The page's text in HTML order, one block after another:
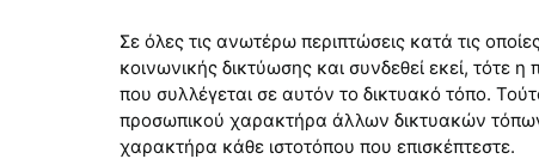
Σε όλες τις ανωτέρω περιπτώσεις κατά τις
κοινωνικής δικτύωσης και συνδεθεί εκεί,
που συλλέγεται σε αυτόν το δικτυακό τόπο.
προσωπικού χαρακτήρα άλλων δικτυακών
χαρακτήρα κάθε ιστοτόπου που επισκέπτεστε.